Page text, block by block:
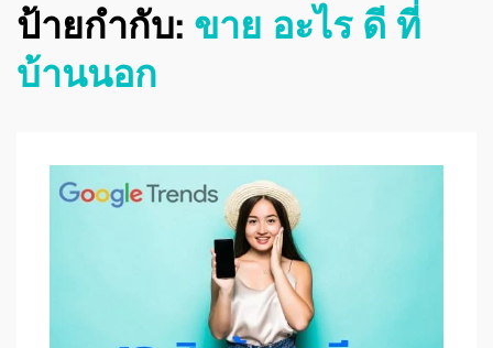
ป้ายกำกับ: ขาย อะไร ดี ที่
บ้านนอก